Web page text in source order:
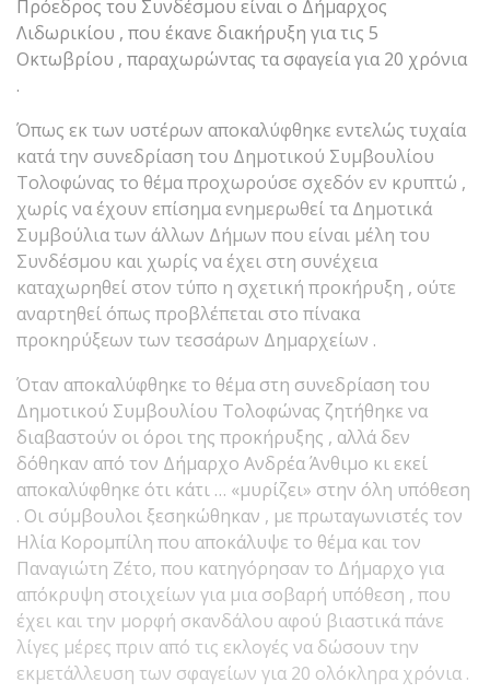
Πρόεδρος του Συνδέσμου είναι ο Δήμαρχος
Λιδωρικίου , που έκανε διακήρυξη για τις 5
Οκτωβρίου , παραχωρώντας τα σφαγεία για 20 χρόνια
.
Όπως εκ των υστέρων αποκαλύφθηκε εντελώς τυχαία
κατά την συνεδρίαση του Δημοτικού Συμβουλίου
Τολοφώνας το θέμα προχωρούσε σχεδόν εν κρυπτώ ,
χωρίς να έχουν επίσημα ενημερωθεί τα Δημοτικά
Συμβούλια των άλλων Δήμων που είναι μέλη του
Συνδέσμου και χωρίς να έχει στη συνέχεια
καταχωρηθεί στον τύπο η σχετική προκήρυξη , ούτε
αναρτηθεί όπως προβλέπεται στο πίνακα
προκηρύξεων των τεσσάρων Δημαρχείων .
Όταν αποκαλύφθηκε το θέμα στη συνεδρίαση του
Δημοτικού Συμβουλίου Τολοφώνας ζητήθηκε να
διαβαστούν οι όροι της προκήρυξης , αλλά δεν
δόθηκαν από τον Δήμαρχο Ανδρέα Άνθιμο κι εκεί
αποκαλύφθηκε ότι κάτι … «μυρίζει» στην όλη υπόθεση
. Οι σύμβουλοι ξεσηκώθηκαν , με πρωταγωνιστές τον
Ηλία Κορομπίλη που αποκάλυψε το θέμα και τον
Παναγιώτη Ζέτο, που κατηγόρησαν το Δήμαρχο για
απόκρυψη στοιχείων για μια σοβαρή υπόθεση , που
έχει και την μορφή σκανδάλου αφού βιαστικά πάνε
λίγες μέρες πριν από τις εκλογές να δώσουν την
εκμετάλλευση των σφαγείων για 20 ολόκληρα χρόνια .